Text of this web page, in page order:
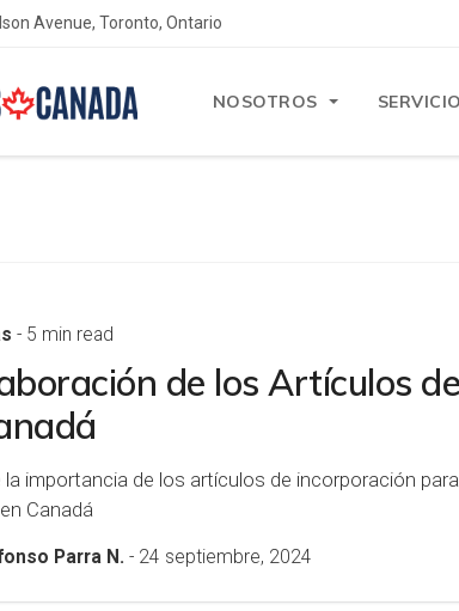
Avenue, Toronto, Ontario
NOSOTROS
- 5 min read
de los Artículos
la importancia de los artículos de incorporación
Canadá
Parra N. - 24 septiembre, 2024